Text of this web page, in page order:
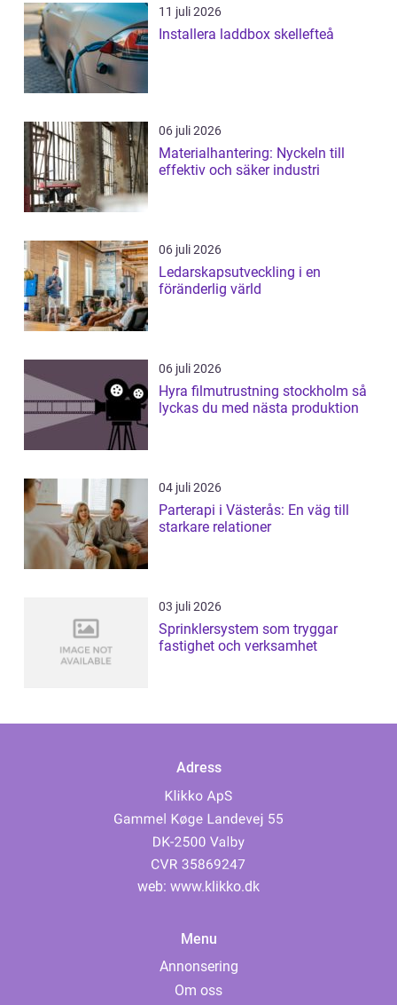
11 juli 2026
Installera laddbox skellefteå
06 juli 2026
Materialhantering: Nyckeln till
effektiv och säker industri
06 juli 2026
Ledarskapsutveckling i en
föränderlig värld
06 juli 2026
Hyra filmutrustning stockholm så
lyckas du med nästa produktion
04 juli 2026
Parterapi i Västerås: En väg till
starkare relationer
03 juli 2026
Sprinklersystem som tryggar
fastighet och verksamhet
Adress
web: www.klikko.dk
Menu
Annonsering
Om oss